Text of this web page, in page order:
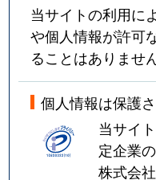
当サイトの利用に
や個人情報が許可
ることはありません
個人情報は保護
当サイ
定企業
株式会